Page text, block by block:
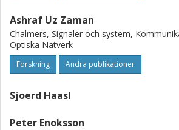
Ashraf Uz Zaman
Chalmers, Signaler och system,
Optiska Nätverk
Forskning Andra publikationer
Sjoerd Haasl
Peter Enoksson